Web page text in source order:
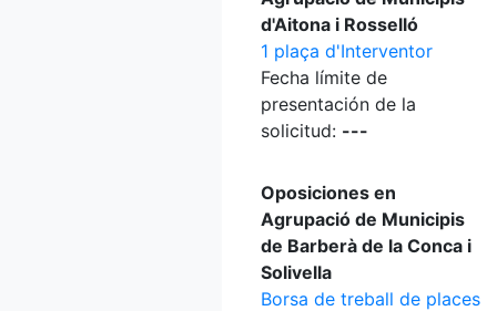
d'Aitona i Rosselló
1 plaça d'Interventor
Fecha límite de
presentación de la
solicitud: ---
Oposiciones en
Agrupació de Municipis
de Barberà de la Conca i
Solivella
Borsa de treball de places